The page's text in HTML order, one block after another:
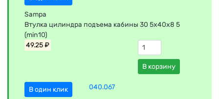
Sampa
Bтулка цилиндра подъема кабины 30 5x40x8 5
(min10)
49.25 ₽
В корзину
В один клик 040.067